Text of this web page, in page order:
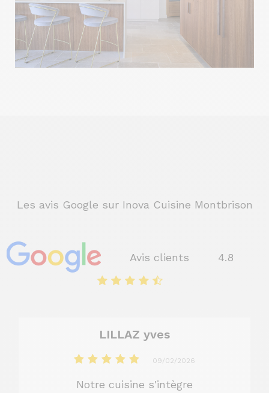
Les avis Google sur Inova Cuisine Montbrison
Avis clients 4.8
LILLAZ yves
09/02/2026
Notre cuisine s'intègre